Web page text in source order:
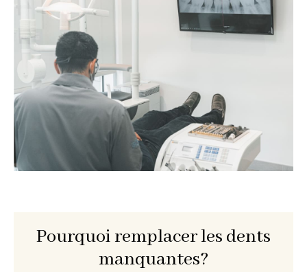
Pourquoi remplacer les dents
manquantes?